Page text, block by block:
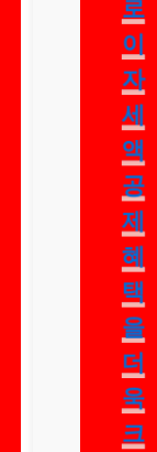
로
이
자
세
액
공
제
혜
택
을
더
욱
크